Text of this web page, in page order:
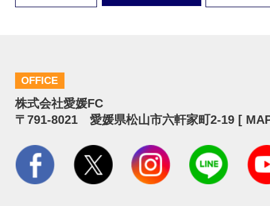
OFFICE
株式会社愛媛FC
〒791-8021 愛媛県松山市六軒家町2-19 [